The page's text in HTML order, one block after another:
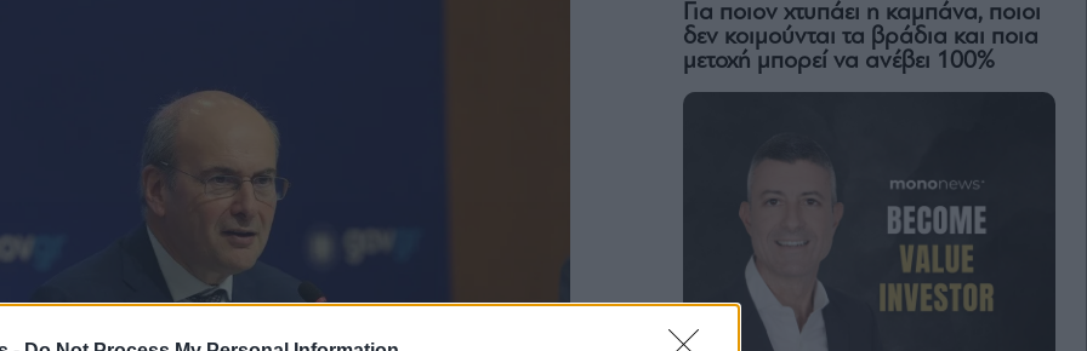
Για ποιον χτυπάει η καμπάνα, ποιοι
δεν κοιμούνται τα βράδια και ποια
μετοχή μπορεί να ανέβει 100%